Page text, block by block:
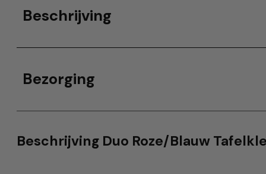
Beschrijving
Bezorging
Beschrijving Duo Roze/Blauw